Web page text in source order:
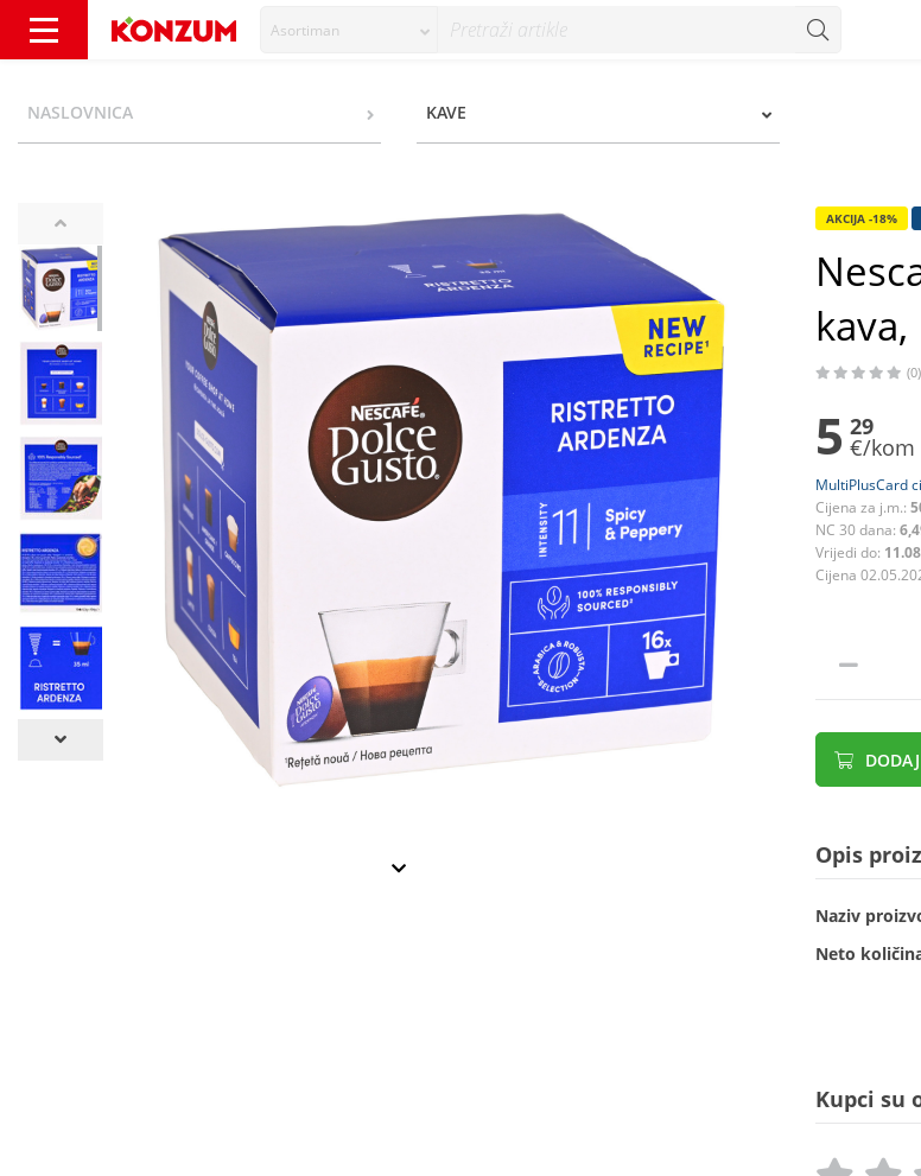
Asortiman
NASLOVNICA KAVE
AKCIJA -18%
(0)
5 29
€/kom
MultiPlusCard
Cijena za j.m.:
NC 30 dana:
Vrijedi do:
Cijena
Opis
Naziv
Neto
Kupci su